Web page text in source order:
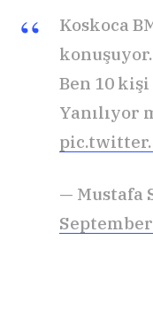
Koskoca
konuşuyor.
Ben 10
Yanılıyor
— Mustafa